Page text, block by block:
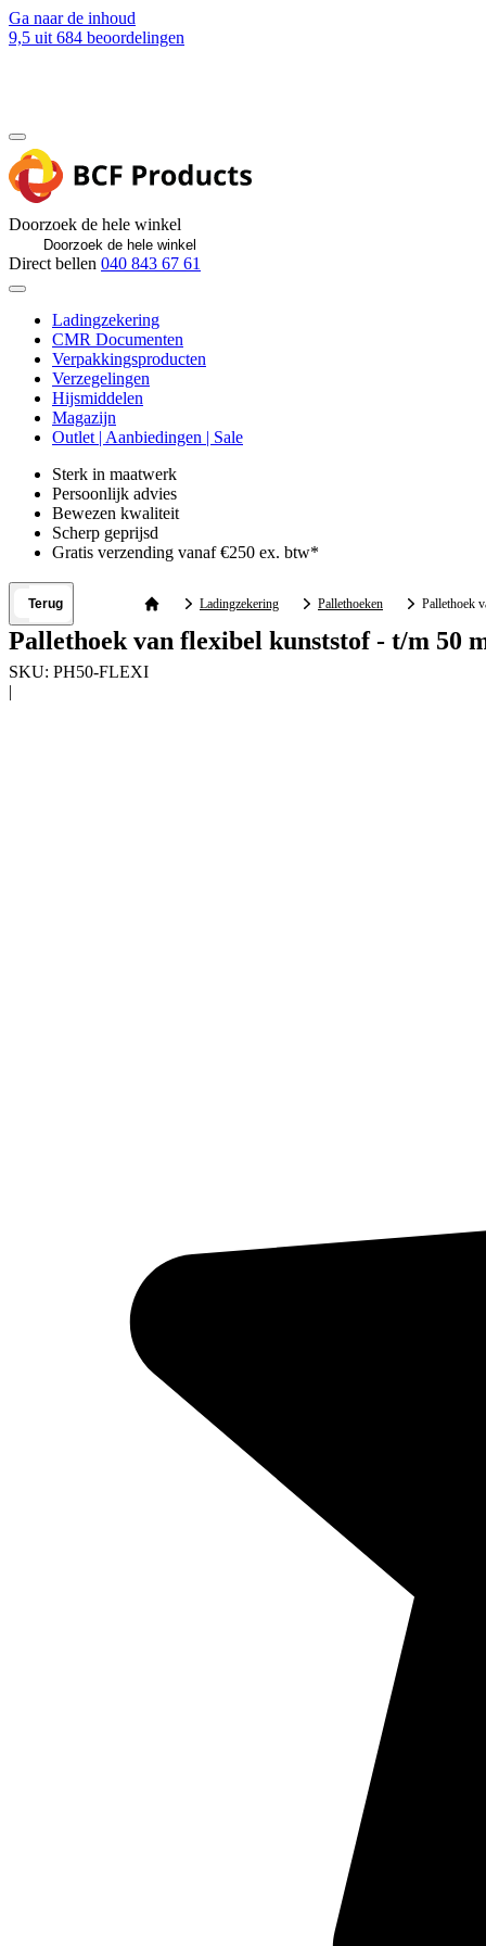
Ga naar de inhoud
9,5 uit 684 beoordelingen
Doorzoek de hele winkel
Direct bellen 040 843 67 61
Ladingzekering
CMR Documenten
Verpakkingsproducten
Verzegelingen
Hijsmiddelen
Magazijn
Outlet | Aanbiedingen | Sale
Sterk in maatwerk
Persoonlijk advies
Bewezen kwaliteit
Scherp geprijsd
Gratis verzending vanaf €250 ex. btw*
Terug Ladingzekering Pallethoeken Pallethoek
Pallethoek van flexibel kunststof - t/m 50
SKU: PH50-FLEXI
|